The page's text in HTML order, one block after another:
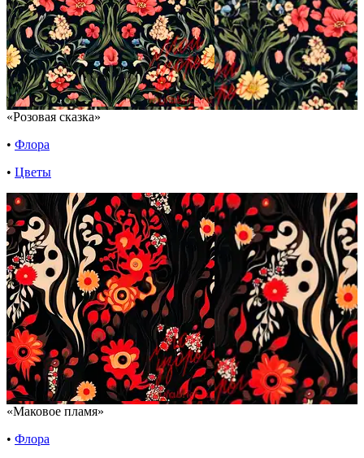
«Розовая сказка»
• Флора
• Цветы
«Маковое пламя»
• Флора